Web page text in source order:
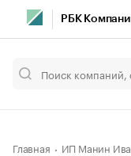
РБК
Главная ИП Манин